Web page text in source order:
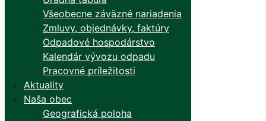
Všeobecne záväzné nariadenia
Zmluvy, objednávky, faktúry
Odpadové hospodárstvo
Kalendár vývozu odpadu
Pracovné príležitosti
Aktuality
Naša obec
Geografická poloha